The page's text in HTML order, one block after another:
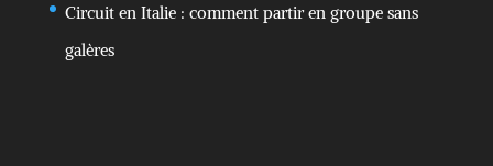
Circuit en Italie : comment partir en groupe sans
galères